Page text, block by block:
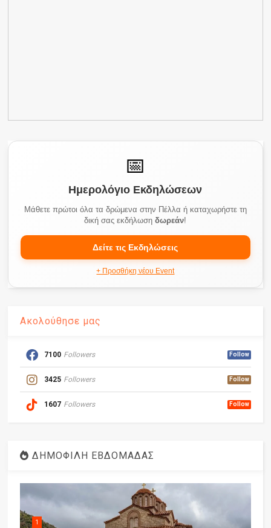
📅
Ημερολόγιο Εκδηλώσεων
Μάθετε πρώτοι όλα τα δρώμενα στην Πέλλα ή καταχωρήστε τη
δική σας εκδήλωσηδωρεάν!
Δείτε τις Εκδηλώσεις
+ Προσθήκη νέου Event
Ακολούθησε μας
7100 Followers Follow
3425 Followers Follow
1607 Followers Follow
ΔΗΜΟΦΙΛΗ ΕΒΔΟΜΑΔΑΣ
1